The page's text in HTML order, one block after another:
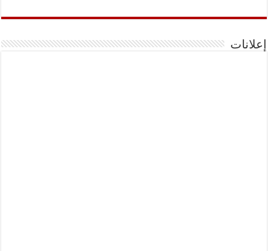
إعلانات